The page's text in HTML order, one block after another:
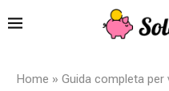
Home » Guida completa per